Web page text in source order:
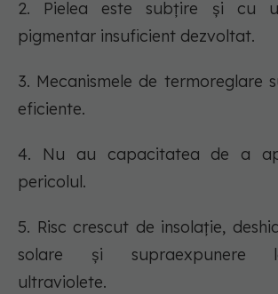
2. Pielea este subțire și cu
pigmentar insuficient dezvoltat.
3. Mecanismele de termoreglare
eficiente.
4. Nu au capacitatea de a
pericolul.
5. Risc crescut de insolație,
solare și supraexpunere
ultraviolete.